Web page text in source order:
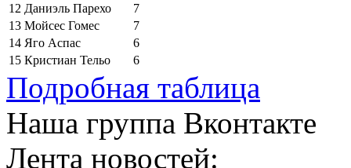
12 Даниэль Парехо
7
13 Мойсес Гомес
7
14 Яго Аспас
6
15 Кристиан Тельо 6
Подробная таблица
Наша группа Вконтакте
Лента новостей: